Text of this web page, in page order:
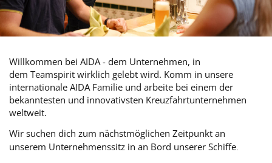
Willkommen bei AIDA - dem Unternehmen, in
dem Teamspirit wirklich gelebt wird. Komm in unsere
internationale AIDA Familie und arbeite bei einem der
bekanntesten und innovativsten Kreuzfahrtunternehmen
weltweit.
Wir suchen dich zum nächstmöglichen Zeitpunkt an
unserem Unternehmenssitz in an Bord unserer Schiffe